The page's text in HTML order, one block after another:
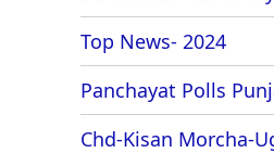
Top News- 2024
Panchayat Polls
Chd-Kisan Morcha-